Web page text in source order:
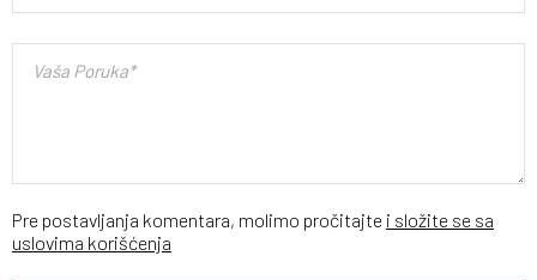
Pre postavljanja komentara, molimo pročitajte i složite se sa
uslovima korišćenja